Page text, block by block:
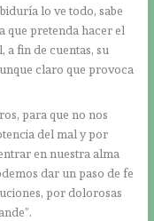
lo ve todo, sabe
que pretenda hacer el
a fin de cuentas, su
claro que provoca
para que no nos
del mal y por
en nuestra alma
dar un paso de fe
por dolorosas